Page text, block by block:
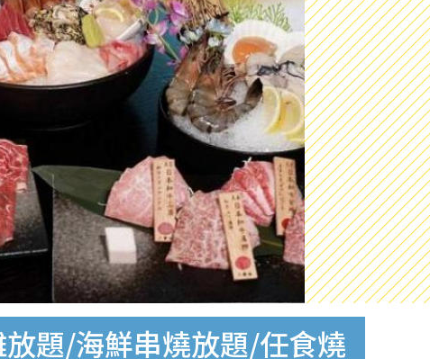
放題/海鮮串燒放題/任食燒